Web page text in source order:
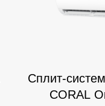
Сплит-
CORAL